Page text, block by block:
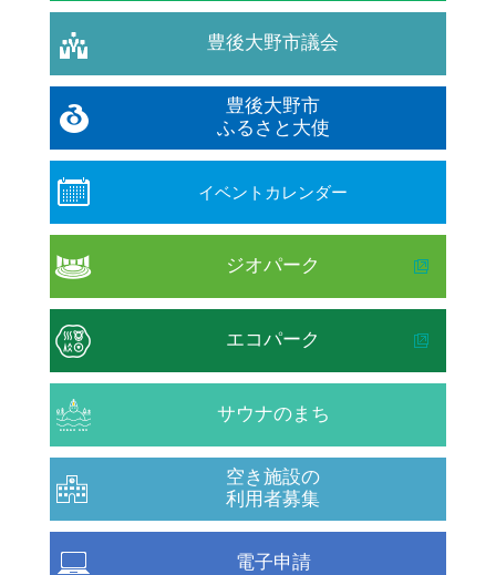
豊後大野市議会
豊後大野市
ふるさと大使
イベントカレンダー
ジオパーク
エコパーク
サウナのまち
空き施設の
利用者募集
電子申請